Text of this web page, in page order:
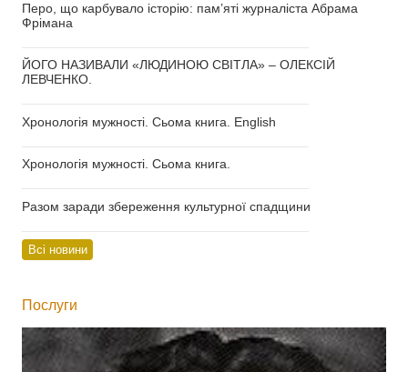
Перо, що карбувало історію: пам’яті журналіста Абрама
Фрімана
ЙОГО НАЗИВАЛИ «ЛЮДИНОЮ СВІТЛА» – ОЛЕКСІЙ
ЛЕВЧЕНКО.
Хронологія мужності. Сьома книга. English
Хронологія мужності. Сьома книга.
Разом заради збереження культурної спадщини
Всі новини
Послуги